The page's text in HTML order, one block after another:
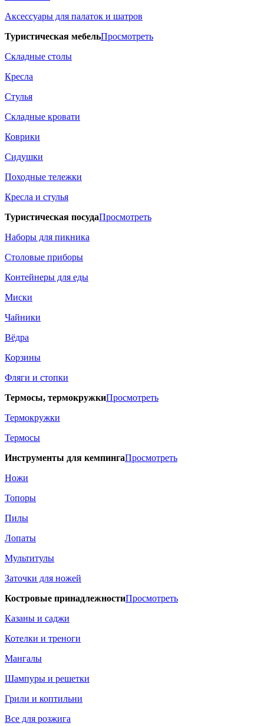
Аксессуары для палаток и шатров
Туристическая мебельПросмотреть
Складные столы
Кресла
Стулья
Складные кровати
Коврики
Сидушки
Походные тележки
Кресла и стулья
Туристическая посудаПросмотреть
Наборы для пикника
Столовые приборы
Контейнеры для еды
Миски
Чайники
Вёдра
Корзины
Фляги и стопки
Термосы, термокружкиПросмотреть
Термокружки
Термосы
Инструменты для кемпингаПросмотреть
Ножи
Топоры
Пилы
Лопаты
Мультитулы
Заточки для ножей
Костровые принадлежностиПросмотреть
Казаны и саджи
Котелки и треноги
Мангалы
Шампуры и решетки
Грили и коптильни
Все для розжига